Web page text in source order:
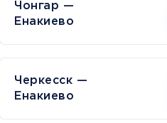
Чонгар —
Енакиево
Черкесск —
Енакиево